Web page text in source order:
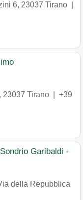
6, 23037 Tirano
, 23037 Tirano
+39
Garibaldi -
della Repubblica